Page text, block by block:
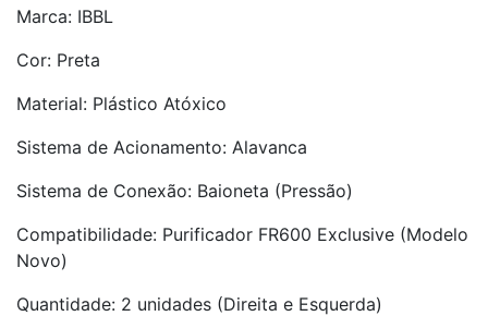
Marca: IBBL
Cor: Preta
Material: Plástico Atóxico
Sistema de Acionamento: Alavanca
Sistema de Conexão: Baioneta (Pressão)
Compatibilidade: Purificador FR600 Exclusive (Modelo
Novo)
Quantidade: 2 unidades (Direita e Esquerda)